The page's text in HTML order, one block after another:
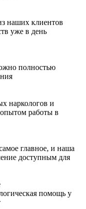
наших клиентов
уже в день
полностью
наркологов и
работы в
главное, и наша
доступным для
помощь у